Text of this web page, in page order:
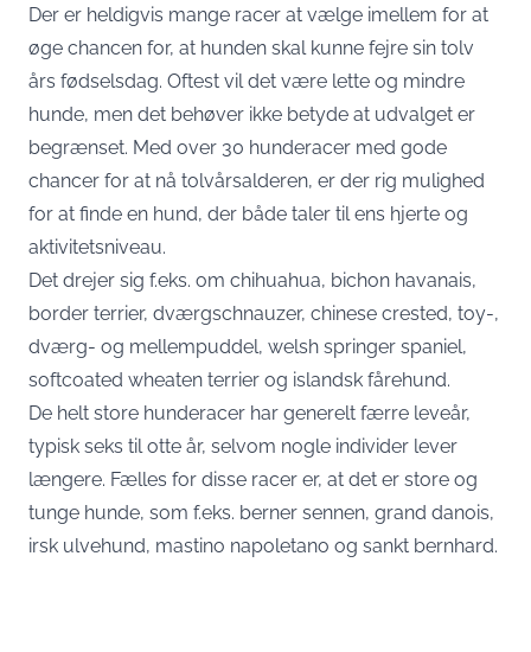
Der er heldigvis mange racer at vælge imellem for at
øge chancen for, at hunden skal kunne fejre sin tolv
års fødselsdag. Oftest vil det være lette og mindre
hunde, men det behøver ikke betyde at udvalget er
begrænset. Med over 30 hunderacer med gode
chancer for at nå tolvårsalderen, er der rig mulighed
for at finde en hund, der både taler til ens hjerte og
aktivitetsniveau.
Det drejer sig f.eks. om chihuahua, bichon havanais,
border terrier, dværgschnauzer, chinese crested, toy-,
dværg- og mellempuddel, welsh springer spaniel,
softcoated wheaten terrier og islandsk fårehund.
De helt store hunderacer har generelt færre leveår,
typisk seks til otte år, selvom nogle individer lever
længere. Fælles for disse racer er, at det er store og
tunge hunde, som f.eks. berner sennen, grand danois,
irsk ulvehund, mastino napoletano og sankt bernhard.